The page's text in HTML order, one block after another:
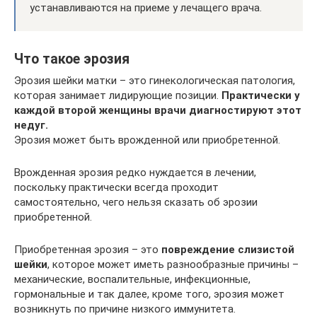
устанавливаются на приеме у лечащего врача.
Что такое эрозия
Эрозия шейки матки – это гинекологическая патология,
которая занимает лидирующие позиции. Практически у
каждой второй женщины врачи диагностируют этот
недуг.
Эрозия может быть врожденной или приобретенной.
Врожденная эрозия редко нуждается в лечении,
поскольку практически всегда проходит
самостоятельно, чего нельзя сказать об эрозии
приобретенной.
Приобретенная эрозия – это повреждение слизистой
шейки, которое может иметь разнообразные причины –
механические, воспалительные, инфекционные,
гормональные и так далее, кроме того, эрозия может
возникнуть по причине низкого иммунитета.